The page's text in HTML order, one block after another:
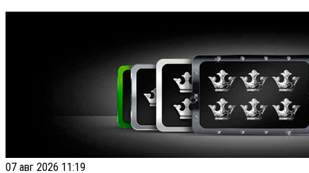
07 авг 2026 11:19